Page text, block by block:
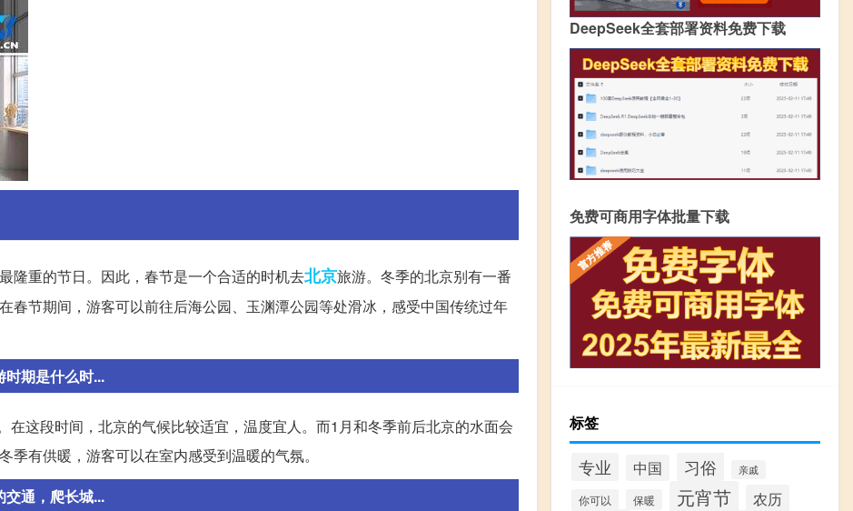
隆重的节日。因此，春节是一个合适的时机去北京旅游。冬季的北京别有一番
春节期间，游客可以前往后海公园、玉渊潭公园等处滑冰，感受中国传统过年
期是什么时...
这段时间，北京的气候比较适宜，温度宜人。而1月和冬季前后北京的水面会
有供暖，游客可以在室内感受到温暖的气氛。
通，爬长城...
DeepSeek全套部署资料免费下载
免费可商用字体批量下载
标签
专业 中国 习俗 亲戚
你可以 保暖 元宵节 农历